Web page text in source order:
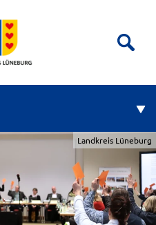
Landkreis Lüneburg